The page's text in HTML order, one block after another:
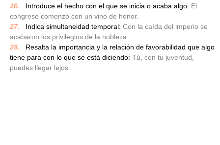
26.
Introduce el hecho con el que se inicia o acaba algo: El
congreso comenzó con un vino de honor.
27.
Indica simultaneidad temporal: Con la caída del imperio se
acabaron los privilegios de la nobleza.
28.
Resalta la importancia y la relación de favorabilidad que algo
tiene para con lo que se está diciendo: Tú, con tu juventud,
puedes llegar lejos.